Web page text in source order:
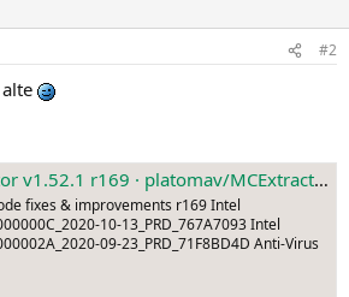
#2
v1.52.1 r169 · platomav/MCExtractor
fixes & improvements r169 Intel
10-13_PRD_767A7093 Intel
09-23_PRD_71F8BD4D Anti-Virus